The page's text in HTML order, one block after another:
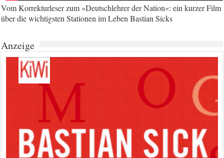
Vom Korrekturleser zum »Deutschlehrer der Nation«: ein kurzer Film
über die wichtigsten Stationen im Leben Bastian Sicks
Anzeige